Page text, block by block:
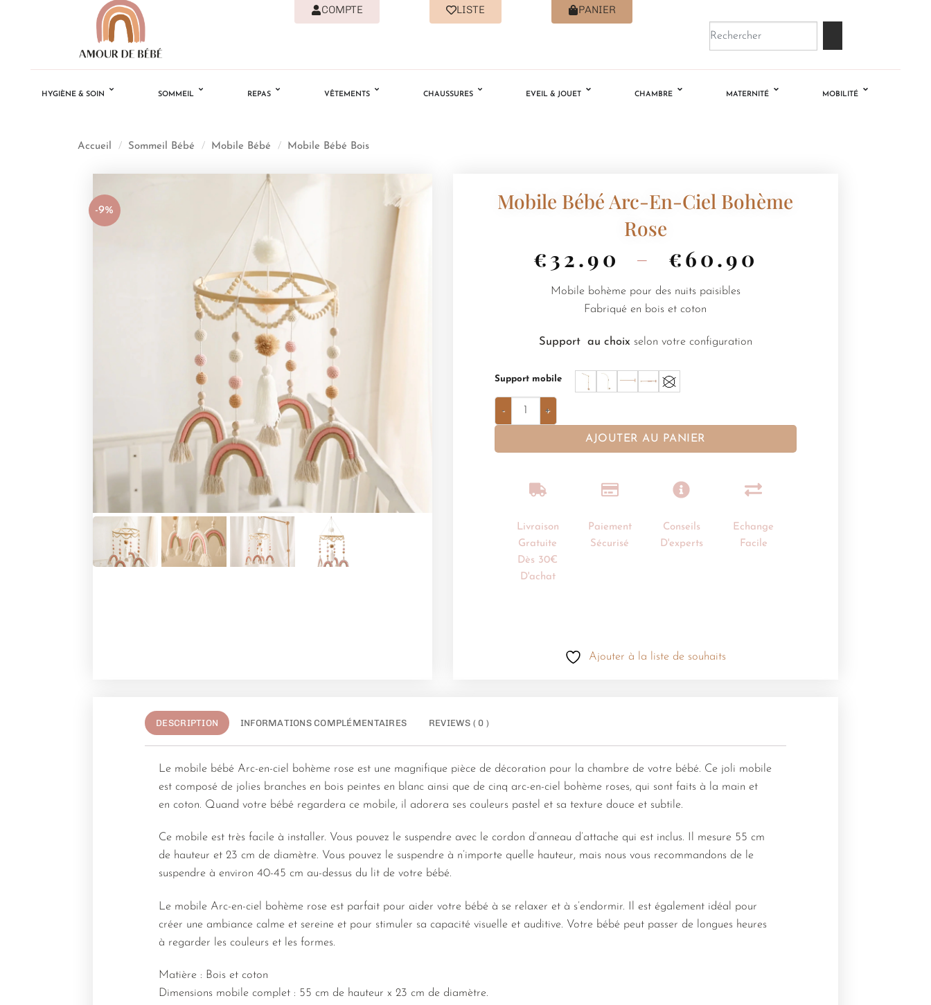
COMPTE LISTE PANIER
HYGIÈNE & SOIN SOMMEIL REPAS VÊTEMENTS CHAUSSURES EVEIL & JOUET CHAMBRE MATERNITÉ MOBILITÉ
Accueil / Sommeil Bébé / Mobile Bébé / Mobile Bébé Bois
-9%
Mobile Bébé Arc-En-Ciel Bohème
Rose
€32.90 – €60.90
Mobile bohème pour des nuits paisibles
Fabriqué en bois et coton
Support au choix selon votre configuration
Support mobile
AJOUTER AU PANIER
Livraison
Gratuite
Dès 30€
D'achat
Paiement
Sécurisé
Conseils
D'experts
Echange
Facile
Ajouter à la liste de souhaits
DESCRIPTION INFORMATIONS COMPLÉMENTAIRES REVIEWS ( 0 )
Le mobile bébé Arc-en-ciel bohème rose est une magnifique pièce de décoration pour la chambre de votre bébé. Ce joli mobile
est composé de jolies branches en bois peintes en blanc ainsi que de cinq arc-en-ciel bohème roses, qui sont faits à la main et
en coton. Quand votre bébé regardera ce mobile, il adorera ses couleurs pastel et sa texture douce et subtile.
Ce mobile est très facile à installer. Vous pouvez le suspendre avec le cordon d’anneau d’attache qui est inclus. Il mesure 55 cm
de hauteur et 23 cm de diamètre. Vous pouvez le suspendre à n’importe quelle hauteur, mais nous vous recommandons de le
suspendre à environ 40-45 cm au-dessus du lit de votre bébé.
Le mobile Arc-en-ciel bohème rose est parfait pour aider votre bébé à se relaxer et à s’endormir. Il est également idéal pour
créer une ambiance calme et sereine et pour stimuler sa capacité visuelle et auditive. Votre bébé peut passer de longues heures
à regarder les couleurs et les formes.
Matière : Bois et coton
Dimensions mobile complet : 55 cm de hauteur x 23 cm de diamètre.